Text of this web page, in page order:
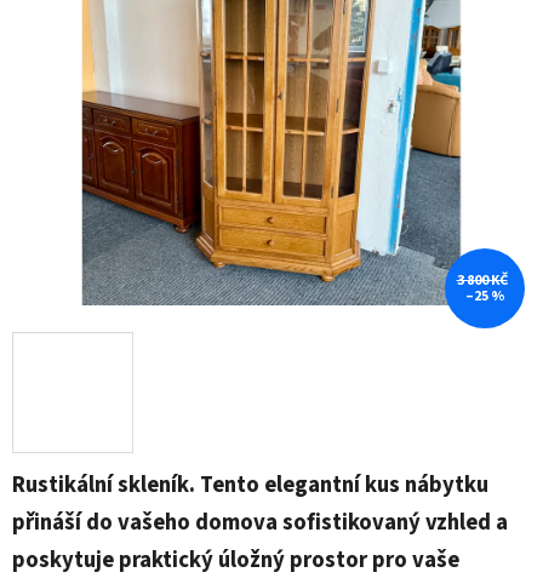
Rustikální skleník. Tento elegantní kus nábytku
přináší do vašeho domova sofistikovaný vzhled a
poskytuje praktický úložný prostor pro vaše
hvězdiček.
3 800 KČ
–25 %